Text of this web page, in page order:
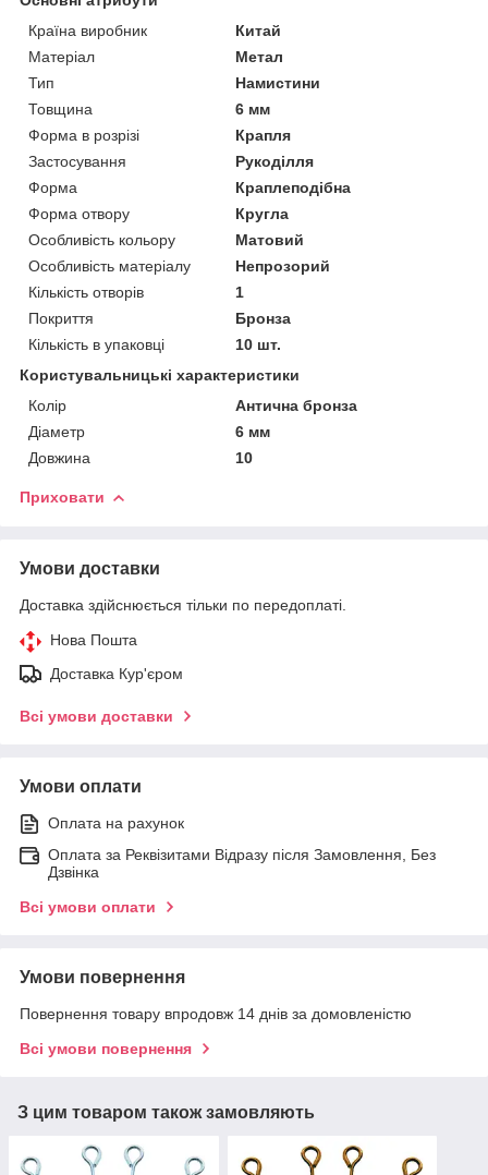
Країна виробник
Китай
Матеріал
Метал
Тип
Намистини
Товщина
6 мм
Форма в розрізі
Крапля
Застосування
Рукоділля
Форма
Краплеподібна
Форма отвору
Кругла
Особливість кольору
Матовий
Особливість матеріалу
Непрозорий
Кількість отворів
1
Покриття
Бронза
Кількість в упаковці
10 шт.
Користувальницькі характеристики
Колір
Антична бронза
Діаметр
6 мм
Довжина
10
Приховати
Умови доставки
Доставка здійснюється тільки по передоплаті.
Нова Пошта
Доставка Кур'єром
Всі умови доставки
Умови оплати
Оплата на рахунок
Оплата за Реквізитами Відразу після Замовлення, Без
Дзвінка
Всі умови оплати
Умови повернення
Повернення товару впродовж 14 днів за домовленістю
Всі умови повернення
З цим товаром також замовляють